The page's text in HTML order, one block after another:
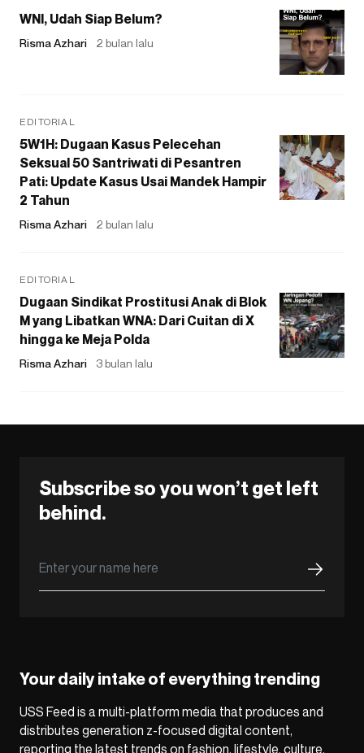
WNI, Udah Siap Belum?
Risma Azhari 2 bulan lalu
EDITORIAL
5W1H: Dugaan Kasus Pelecehan
Seksual 50 Santriwati di Pesantren
Pati: Update Kasus Usai Mandek Hampir
2 Tahun
Risma Azhari 2 bulan lalu
EDITORIAL
Dugaan Sindikat Prostitusi Anak di Blok
M yang Libatkan WNA: Dari Cuitan di X
hingga ke Meja Polda
Risma Azhari 3 bulan lalu
Subscribe so you won’t get left
behind.
Your daily intake of everything trending
USS Feed is a multi-platform media that produces and
distributes generation z-focused digital content,
reporting the latest trends on fashion, lifestyle, culture,